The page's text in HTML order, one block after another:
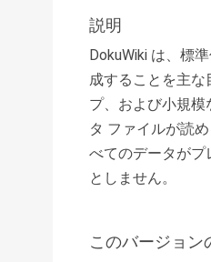
説明
DokuWiki は、標
成することを主
プ、および小規模
タ ファイルが読
べてのデータがプ
としません。
このバージョン